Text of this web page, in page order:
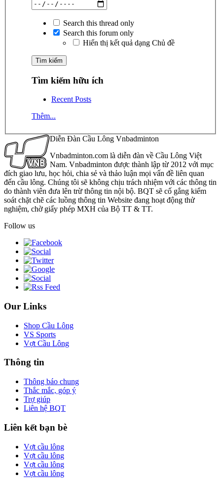
Search this thread only
Search this forum only
Hiển thị kết quả dạng Chủ đề
Tìm kiếm hữu ích
Recent Posts
Thêm...
Diễn Đàn Cầu Lông Vnbadminton
Vnbadminton.com là diễn đàn về Cầu Lông Việt
Nam. Vnbadminton được thành lập từ 2012 với mục
đích giao lưu, học hỏi, chia sẻ và thảo luận mọi vấn đề liên quan
đến cầu lông. Chúng tôi sẽ không chịu trách nhiệm với các thông tin
do thành viên đưa lên trừ thông tin nội bộ. BQT sẽ cố gắng kiểm
soát chặt chẽ các luồng thông tin Website đang hoạt động thử
nghiệm, chờ giấy phép MXH của Bộ TT & TT.
Follow us
Our Links
Shop Cầu Lông
VS Sports
Vợt Cầu Lông
Thông tin
Thông báo chung
Thắc mắc, góp ý
Trợ giúp
Liên hệ BQT
Liên kết bạn bè
Vợt cầu lông
Vợt cầu lông
Vợt cầu lông
Vợt cầu lông